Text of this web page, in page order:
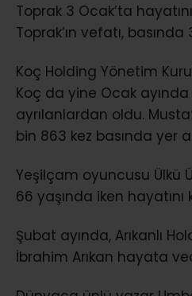
Toprak 3 Ocak’ta
Toprak’ın vefatı, basında
Koç Holding Yönetim
Koç da yine Ocak
ayrılanlardan oldu.
bin 863 kez basında yer
Yeşilçam oyuncusu Ülkü
66 yaşında iken hayatını
Şubat ayında, Arıkanlı
İbrahim Arıkan hayata